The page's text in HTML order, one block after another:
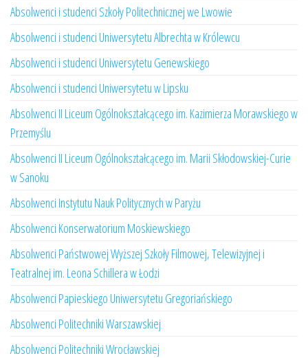
Absolwenci i studenci Szkoły Politechnicznej we Lwowie
Absolwenci i studenci Uniwersytetu Albrechta w Królewcu
Absolwenci i studenci Uniwersytetu Genewskiego
Absolwenci i studenci Uniwersytetu w Lipsku
Absolwenci II Liceum Ogólnokształcącego im. Kazimierza Morawskiego w
Przemyślu
Absolwenci II Liceum Ogólnokształcącego im. Marii Skłodowskiej-Curie
w Sanoku
Absolwenci Instytutu Nauk Politycznych w Paryżu
Absolwenci Konserwatorium Moskiewskiego
Absolwenci Państwowej Wyższej Szkoły Filmowej, Telewizyjnej i
Teatralnej im. Leona Schillera w Łodzi
Absolwenci Papieskiego Uniwersytetu Gregoriańskiego
Absolwenci Politechniki Warszawskiej
Absolwenci Politechniki Wrocławskiej